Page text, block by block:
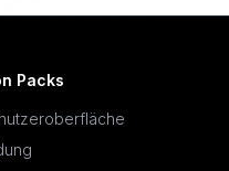
Packs